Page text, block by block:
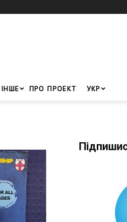
ІНШЕ ПРО ПРОЕКТ УКР